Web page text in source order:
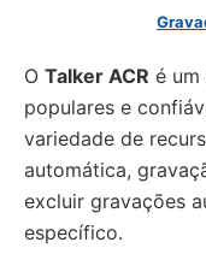
O Talker ACR é
populares e
variedade de
automática,
excluir gravações
específico.